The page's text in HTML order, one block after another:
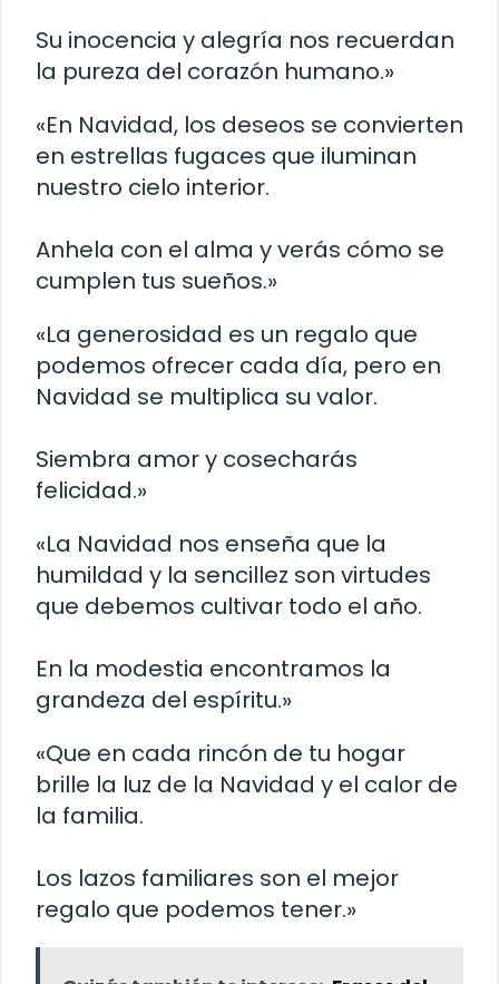
Su inocencia y alegría nos recuerdan
la pureza del corazón humano.»
«En Navidad, los deseos se convierten
en estrellas fugaces que iluminan
nuestro cielo interior.
Anhela con el alma y verás cómo se
cumplen tus sueños.»
«La generosidad es un regalo que
podemos ofrecer cada día, pero en
Navidad se multiplica su valor.
Siembra amor y cosecharás
felicidad.»
«La Navidad nos enseña que la
humildad y la sencillez son virtudes
que debemos cultivar todo el año.
En la modestia encontramos la
grandeza del espíritu.»
«Que en cada rincón de tu hogar
brille la luz de la Navidad y el calor de
la familia.
Los lazos familiares son el mejor
regalo que podemos tener.»